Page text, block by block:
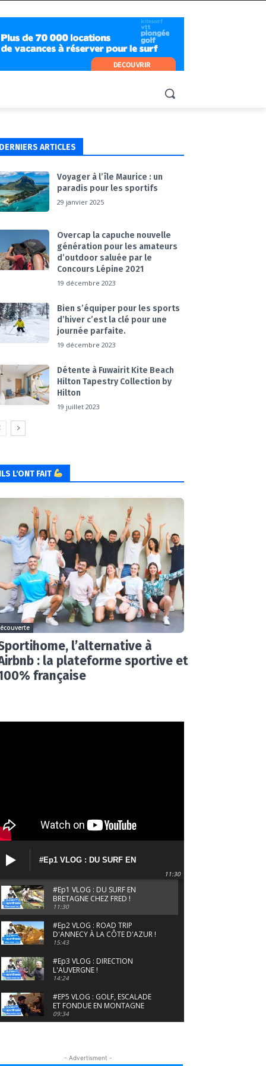
DERNIERS ARTICLES
Voyager à l’île Maurice : un
paradis pour les sportifs
29 janvier 2025
Overcap la capuche nouvelle
génération pour les amateurs
d’outdoor saluée par le
Concours Lépine 2021
19 décembre 2023
Bien s’équiper pour les sports
d’hiver c’est la clé pour une
journée parfaite.
19 décembre 2023
Détente à Fuwairit Kite Beach
Hilton Tapestry Collection by
Hilton
19 juillet 2023
ILS L'ONT FAIT
l’alternative à
: la plateforme sportive et
française
#Ep1 VLOG : DU SURF EN
11:30
#Ep1 VLOG : DU SURF EN
BRETAGNE CHEZ FRED !
11:30
#Ep2 VLOG : ROAD TRIP
D'ANNECY À LA CÔTE D'AZUR !
15:43
#Ep3 VLOG : DIRECTION
L'AUVERGNE !
14:24
#EP5 VLOG : GOLF, ESCALADE
ET FONDUE EN MONTAGNE
09:34
- Advertisment -